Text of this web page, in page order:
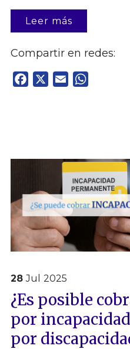
Leer más
Compartir en redes:
Facebook Email
28 Jul 2025
¿Es posible
por
por